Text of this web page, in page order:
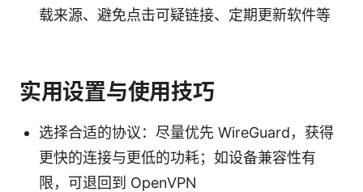
载来源、避免点击可疑链接、定期更新软件等
实用设置与使用技巧
选择合适的协议：尽量优先 WireGuard，获得
更快的连接与更低的功耗；如设备兼容性有
限，可退回到 OpenVPN